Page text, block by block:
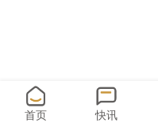
首页 快讯